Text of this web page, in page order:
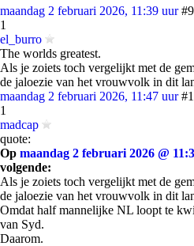
maandag 2 februari 2026, 11:39 uur #9
1
el_burro
The worlds greatest.
Als je zoiets toch vergelijkt met de
de jaloezie van het vrouwvolk in dit
maandag 2 februari 2026, 11:47 uur
1
madcap
quote:
Op maandag 2 februari 2026 @
volgende:
Als je zoiets toch vergelijkt met de
de jaloezie van het vrouwvolk in dit
Omdat half mannelijke NL loopt te
van Syd.
Daarom.